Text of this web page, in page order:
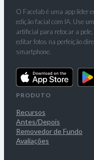
O Facelab é uma app líder
edição facial com IA. Use
artificial para retocar a
editar fotos na perfeição
smartphone.
PRODUTO
Recursos
Antes/Depois
Removedor de Fundo
Avaliações